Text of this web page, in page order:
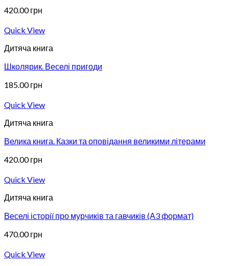
420.00грн
Quick View
Дитяча книга
Школярик. Веселі пригоди
185.00грн
Quick View
Дитяча книга
Велика книга. Казки та оповідання великими літерами
420.00грн
Quick View
Дитяча книга
Веселі історії про мурчиків та гавчиків (А3 формат)
470.00грн
Quick View